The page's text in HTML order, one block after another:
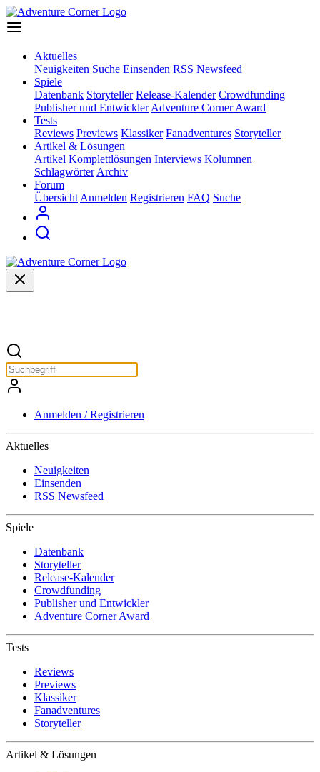
Aktuelles
Neuigkeiten Suche Einsenden RSS Newsfeed
Spiele
Datenbank Storyteller Release-Kalender Crowdfunding
Publisher und Entwickler Adventure Corner Award
Tests
Reviews Previews Klassiker Fanadventures Storyteller
Artikel & Lösungen
Artikel Komplettlösungen Interviews Kolumnen
Schlagwörter Archiv
Forum
Übersicht Anmelden Registrieren FAQ Suche
Anmelden / Registrieren
Aktuelles
Neuigkeiten
Einsenden
RSS Newsfeed
Spiele
Datenbank
Storyteller
Release-Kalender
Crowdfunding
Publisher und Entwickler
Adventure Corner Award
Tests
Reviews
Previews
Klassiker
Fanadventures
Storyteller
Artikel & Lösungen